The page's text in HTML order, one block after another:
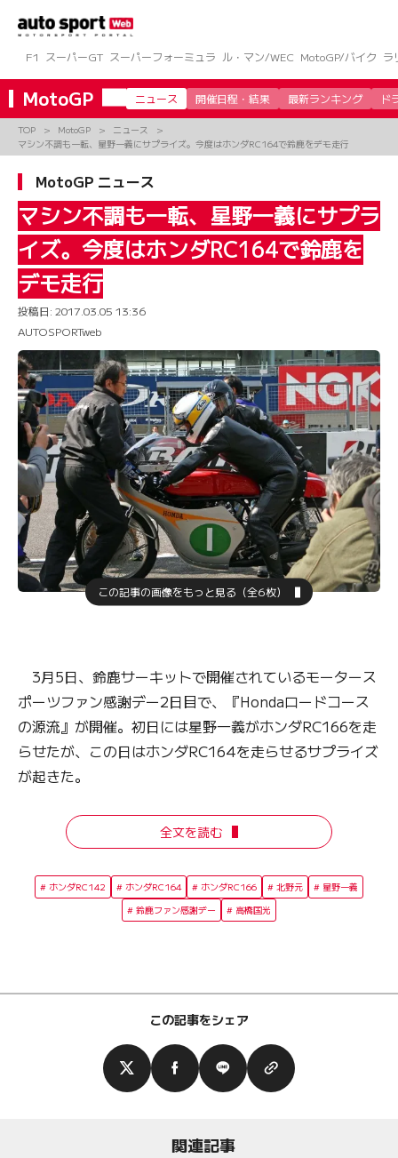
ツ
へ
ス
キ
プ
F1 スーパーGT スーパーフォーミュラ ル・マン/WEC MotoGP/バイク ラ
MotoGP ニュース 開催日程・結果 最新ランキング ド
TOP MotoGP
ニュース
マシン不調も一転、星野一義にサプライズ。今度はホンダRC164で鈴鹿をデモ走行
MotoGP ニュース
マシン不調も一転、星野一義にサプラ
イズ。今度はホンダRC164で鈴鹿を
デモ走行
投稿日: 2017.03.05 13:36
AUTOSPORTweb
この記事の画像をもっと見る（全6枚）
3月5日、鈴鹿サーキットで開催されているモータース
ポーツファン感謝デー2日目で、『Hondaロードコース
の源流』が開催。初日には星野一義がホンダRC166を走
らせたが、この日はホンダRC164を走らせるサプライズ
が起きた。
全文を読む
ホンダRC142 ホンダRC164 ホンダRC166 北野元
星野一義
鈴鹿ファン感謝デー
高橋国光
この記事をシェア
関連記事